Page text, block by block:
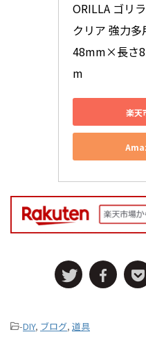
ORILLA ゴリ
クリア 強力
48mm×長さ
m
楽天
-DIY, ブログ, 道具